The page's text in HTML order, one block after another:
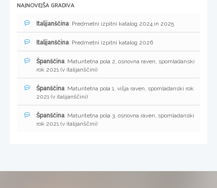
NAJNOVEJŠA GRADIVA
Italijanščina: Predmetni izpitni katalog 2024 in 2025
Italijanščina: Predmetni izpitni katalog 2026
Španščina: Maturitetna pola 2, osnovna raven, spomladanski
rok 2021 (v italijanščini)
Španščina: Maturitetna pola 1, višja raven, spomladanski rok
2021 (v italijanščini)
Španščina: Maturitetna pola 3, osnovna raven, spomladanski
rok 2021 (v italijanščini)